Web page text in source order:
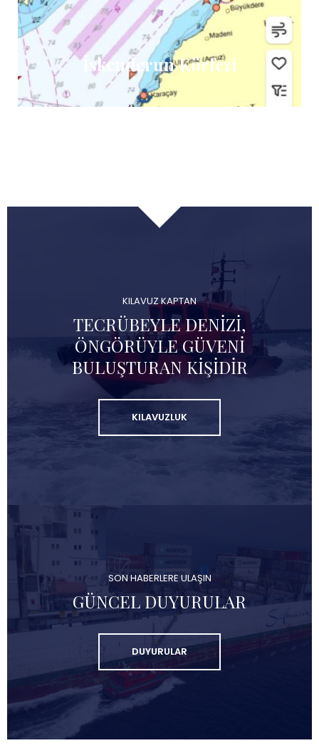
İskenderun Körfezi
KILAVUZ KAPTAN
TECRÜBEYLE DENIZI,
ÖNGÖRÜYLE GÜVENI
BULUŞTURAN KIŞIDIR
KILAVUZLUK
SON HABERLERE ULAŞIN
GÜNCEL DUYURULAR
DUYURULAR